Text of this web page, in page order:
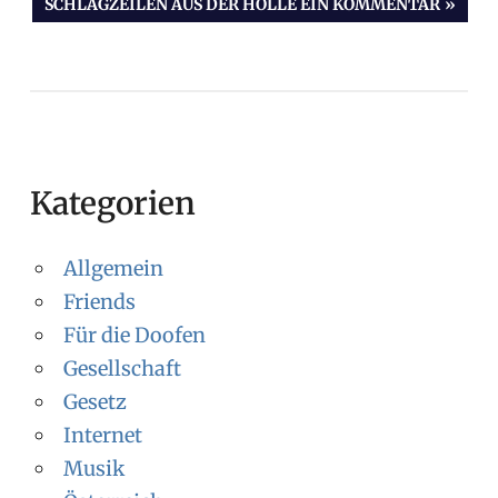
BEITRAG:
SCHLAGZEILEN AUS DER HÖLLE EIN KOMMENTAR
Kategorien
Allgemein
Friends
Für die Doofen
Gesellschaft
Gesetz
Internet
Musik